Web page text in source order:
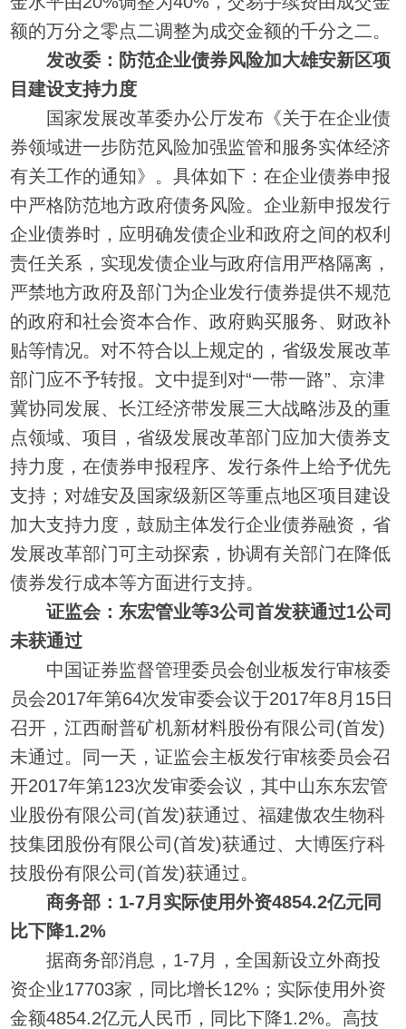
额的万分之零点二调整为成交金额的千分之二。
发改委：防范企业债券风险加大雄安新区项
目建设支持力度
国家发展改革委办公厅发布《关于在企业债
券领域进一步防范风险加强监管和服务实体经济
有关工作的通知》。具体如下：在企业债券申报
中严格防范地方政府债务风险。企业新申报发行
企业债券时，应明确发债企业和政府之间的权利
责任关系，实现发债企业与政府信用严格隔离，
严禁地方政府及部门为企业发行债券提供不规范
的政府和社会资本合作、政府购买服务、财政补
贴等情况。对不符合以上规定的，省级发展改革
部门应不予转报。文中提到对“一带一路”、京津
冀协同发展、长江经济带发展三大战略涉及的重
点领域、项目，省级发展改革部门应加大债券支
持力度，在债券申报程序、发行条件上给予优先
支持；对雄安及国家级新区等重点地区项目建设
加大支持力度，鼓励主体发行企业债券融资，省
发展改革部门可主动探索，协调有关部门在降低
债券发行成本等方面进行支持。
证监会：东宏管业等3公司首发获通过1公司
未获通过
中国证券监督管理委员会创业板发行审核委
员会2017年第64次发审委会议于2017年8月15日
召开，江西耐普矿机新材料股份有限公司(首发)
未通过。同一天，证监会主板发行审核委员会召
开2017年第123次发审委会议，其中山东东宏管
业股份有限公司(首发)获通过、福建傲农生物科
技集团股份有限公司(首发)获通过、大博医疗科
技股份有限公司(首发)获通过。
商务部：1-7月实际使用外资4854.2亿元同
比下降1.2%
据商务部消息，1-7月，全国新设立外商投
资企业17703家，同比增长12%；实际使用外资
金额4854.2亿元人民币，同比下降1.2%。高技